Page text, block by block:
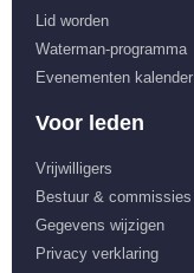
Lid worden
Waterman-programma
Evenementen kalender
Voor leden
Vrijwilligers
Bestuur & commissies
Gegevens wijzigen
Privacy verklaring